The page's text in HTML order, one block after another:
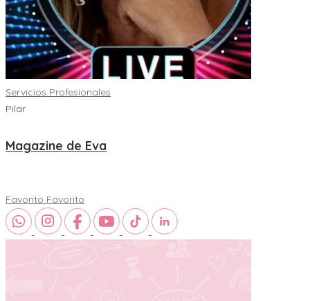
Servicios Profesionales
Pilar
Magazine de Eva
Favorito Favorito